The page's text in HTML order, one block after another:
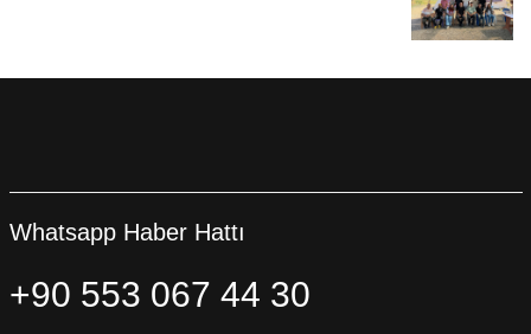
Whatsapp Haber Hattı
+90 553 067 44 30